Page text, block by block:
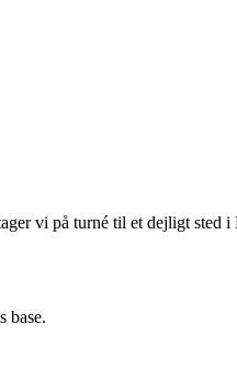
vi på turné til et dejligt
base.